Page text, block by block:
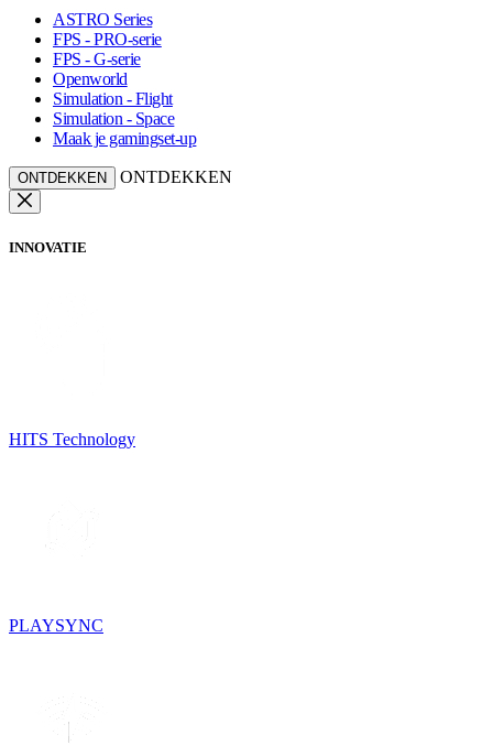
ASTRO Series
FPS - PRO-serie
FPS - G-serie
Openworld
Simulation - Flight
Simulation - Space
Maak je gamingset-up
ONTDEKKEN ONTDEKKEN
INNOVATIE
HITS Technology
PLAYSYNC